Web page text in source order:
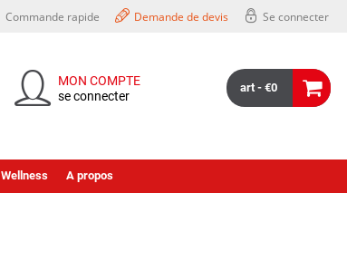
Commande rapide Demande de devis Se connecter
MON COMPTE
se connecter
art - €0
Wellness A propos